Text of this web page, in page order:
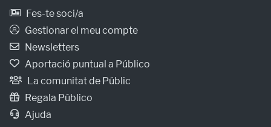
Fes-te soci/a
Gestionar el meu compte
Newsletters
Aportació puntual a Público
La comunitat de Públic
Regala Público
Ajuda